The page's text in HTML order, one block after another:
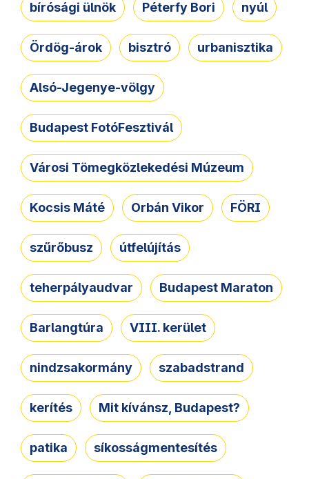
bírósági ülnök Péterfy Bori nyúl
Ördög-árok bisztró urbanisztika
Alsó-Jegenye-völgy
Budapest FotóFesztivál
Városi Tömegközlekedési Múzeum
Kocsis Máté Orbán Vikor FÖRI
szűrőbusz útfelújítás
teherpályaudvar Budapest Maraton
Barlangtúra VIII. kerület
nindzsakormány szabadstrand
kerítés Mit kívánsz, Budapest?
patika síkosságmentesítés